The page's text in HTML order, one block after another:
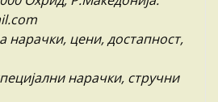
нарачки, цени, достапност,
нарачки, стручни